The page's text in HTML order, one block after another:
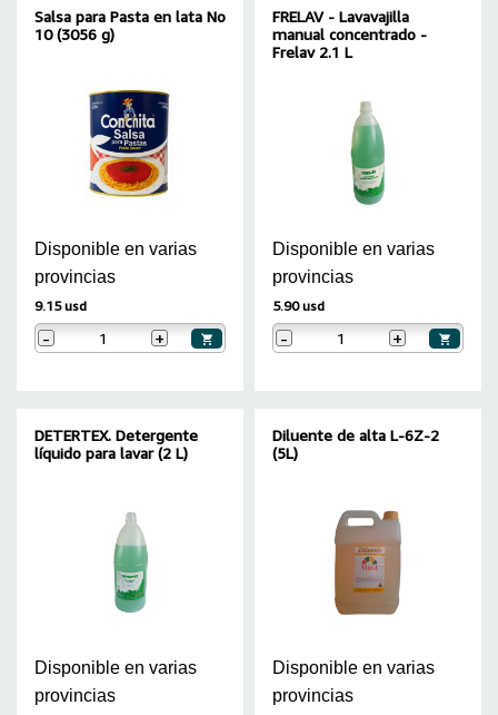
Salsa para Pasta en lata No
10 (3056 g)
Disponible en varias
provincias
9.15 usd
- +
FRELAV - Lavavajilla
manual concentrado -
Frelav 2.1 L
Disponible en varias
provincias
5.90 usd
- +
DETERTEX. Detergente
líquido para lavar (2 L)
Disponible en varias
provincias
Diluente de alta L-6Z-2
(5L)
Disponible en varias
provincias